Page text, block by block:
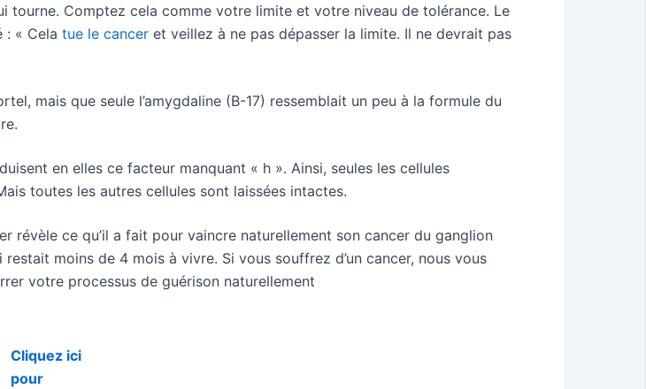
tourne. Comptez cela comme votre limite et votre niveau de tolérance. Le
: « Cela tue le cancer et veillez à ne pas dépasser la limite. Il ne devrait pas
mais que seule l’amygdaline (B-17) ressemblait un peu à la formule du
en elles ce facteur manquant « h ». Ainsi, seules les cellules
toutes les autres cellules sont laissées intactes.
révèle ce qu’il a fait pour vaincre naturellement son cancer du ganglion
moins de 4 mois à vivre. Si vous souffrez d’un cancer, nous vous
votre processus de guérison naturellement
Cliquez ici
pour